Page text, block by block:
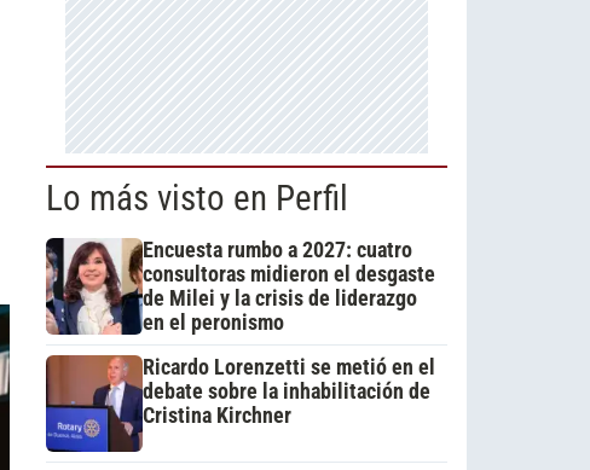
Lo más visto en Perfil
Encuesta rumbo a 2027: cuatro
consultoras midieron el desgaste
de Milei y la crisis de liderazgo
en el peronismo
Ricardo Lorenzetti se metió en el
debate sobre la inhabilitación de
Cristina Kirchner